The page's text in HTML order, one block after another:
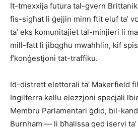
It-tmexxija futura tal-gvern
fis-sigħat li ġejjin minn ftit eluf ta’
ta’ eks komunitajiet tal-minjieri li
mill-fatt li jibqgħu mwaħħlin, kif
f’konġestjoni tat-traffiku.
Id-distrett elettorali ta’ Makerfield
Ingilterra kellu elezzjoni speċjali
Membru Parlamentari ġdid, bil-
Burnham — li bħalissa qed iservi ta’